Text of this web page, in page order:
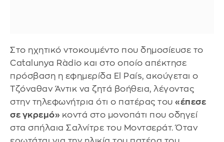
Στο ηχητικό ντοκουμέντο που δημοσίευσε το
Catalunya Ràdio και στο οποίο απέκτησε
πρόσβαση η εφημερίδα El País, ακούγεται ο
Τζόναθαν Άντικ να ζητά βοήθεια, λέγοντας
στην τηλεφωνήτρια ότι ο πατέρας του «έπεσε
σε γκρεμό» κοντά στο μονοπάτι που οδηγεί
στα σπήλαια Σαλνίτρε του Μοντσεράτ. Όταν